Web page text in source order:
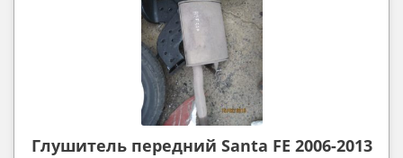
Глушитель передний Santa FE 2006-2013